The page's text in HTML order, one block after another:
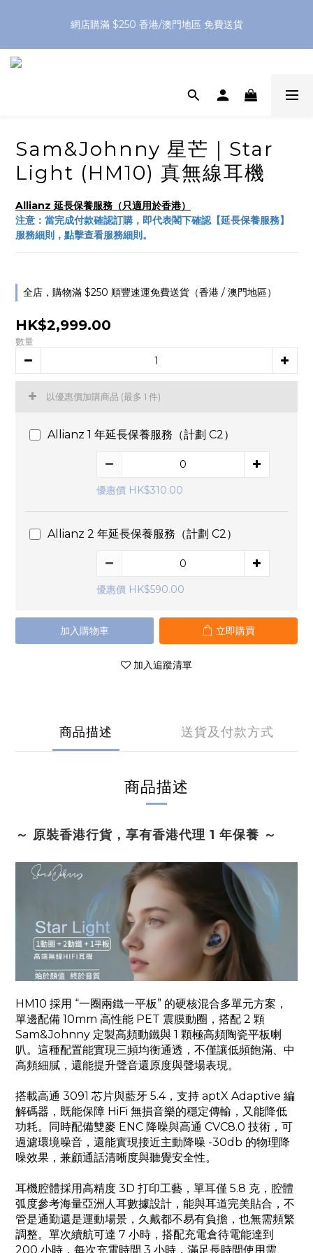
網店購滿 $250 香港/澳門地區 免費送貨
XPay（先買後付 免息分 3 期）- 新用戶首次消費滿 HK$100 即
Sam&Johnny 星芒｜Star
Light (HM10) 真無線耳機
Allianz 延長保養服務（只適用於香港）
注意：當完成付款確認訂購，即代表閣下確認【延長保養服務】
服務細則，點擊查看服務細則。
全店，購物滿 $250 順豐速運免費送貨（香港 / 澳門地區）
HK$2,999.00
數量
以優惠價加購商品 (最多 1 件)
Allianz 1 年延長保養服務（計劃 C2）
優惠價 HK$310.00
Allianz 2 年延長保養服務（計劃 C2）
優惠價 HK$590.00
加入購物車 立即購買
加入追蹤清單
商品描述 送貨及付款方式
商品描述
～ 原裝香港行貨，享有香港代理 1 年保養 ～
HM10 採用 “一圈兩鐵一平板” 的硬核混合多單元方案，
單邊配備 10mm 高性能 PET 震膜動圈，搭配 2 顆
Sam&Johnny 定製高頻動鐵與 1 顆極高頻陶瓷平板喇
叭。這種配置能實現三頻均衡通透，不僅讓低頻飽滿、中
高頻細膩，還能提升聲音還原度與聲場表現。
搭載高通 3091 芯片與藍牙 5.4，支持 aptX Adaptive 編
解碼器，既能保障 HiFi 無損音樂的穩定傳輸，又能降低
功耗。同時配備雙麥 ENC 降噪與高通 CVC8.0 技術，可
過濾環境噪音，還能實現接近主動降噪 -30db 的物理降
噪效果，兼顧通話清晰度與聽覺安全性。
耳機腔體採用高精度 3D 打印工藝，單耳僅 5.8 克，腔體
弧度參考海量亞洲人耳數據設計，能與耳道完美貼合，不
管是通勤還是運動場景，久戴都不易有負擔，也無需頻繁
調整。 單次續航可達 7 小時，搭配充電倉待電能達到
200 小時，每次充電時間 3 小時，滿足長時間使用需